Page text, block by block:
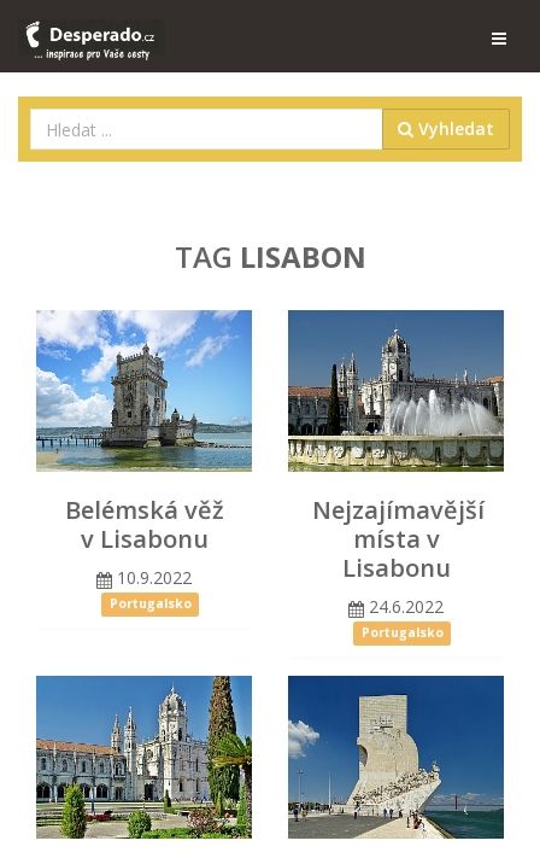
Vyhledat
TAG LISABON
Belémská věž
v Lisabonu
10.9.2022
Portugalsko
Nejzajímavější
místa v
Lisabonu
24.6.2022
Portugalsko